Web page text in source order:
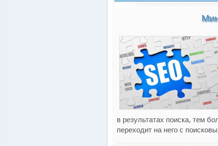
в результатах поиска, тем
переходит на него с